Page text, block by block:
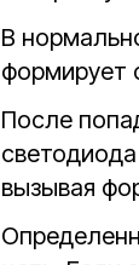
В
формирует
После
вызывая